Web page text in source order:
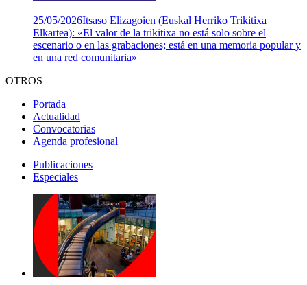
25/05/2026Itsaso Elizagoien (Euskal Herriko Trikitixa
Elkartea): «El valor de la trikitixa no está solo sobre el
escenario o en las grabaciones; está en una memoria popular y
en una red comunitaria»
OTROS
Portada
Actualidad
Convocatorias
Agenda profesional
Publicaciones
Especiales